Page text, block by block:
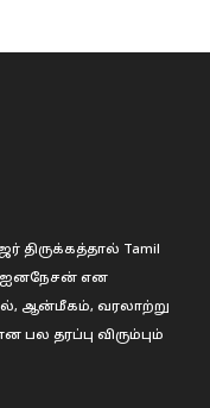
திருக்கத்தால் Tamil
ஐனநேசன் என
ஆன்மீகம், வரலாற்று
தரப்பு விரும்பும்